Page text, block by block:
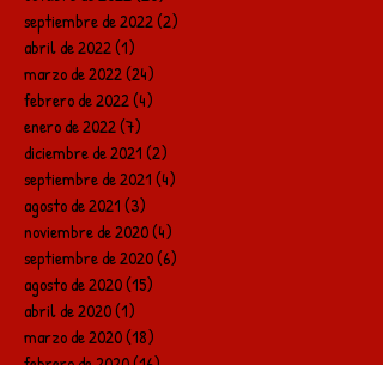
septiembre de 2022(2)
abril de 2022(1)
marzo de 2022(24)
febrero de 2022(4)
enero de 2022(7)
diciembre de 2021(2)
septiembre de 2021(4)
agosto de 2021(3)
noviembre de 2020(4)
septiembre de 2020(6)
agosto de 2020(15)
abril de 2020(1)
marzo de 2020(18)